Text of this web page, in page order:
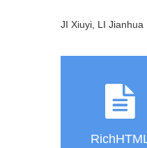
JI Xiuyi, LI